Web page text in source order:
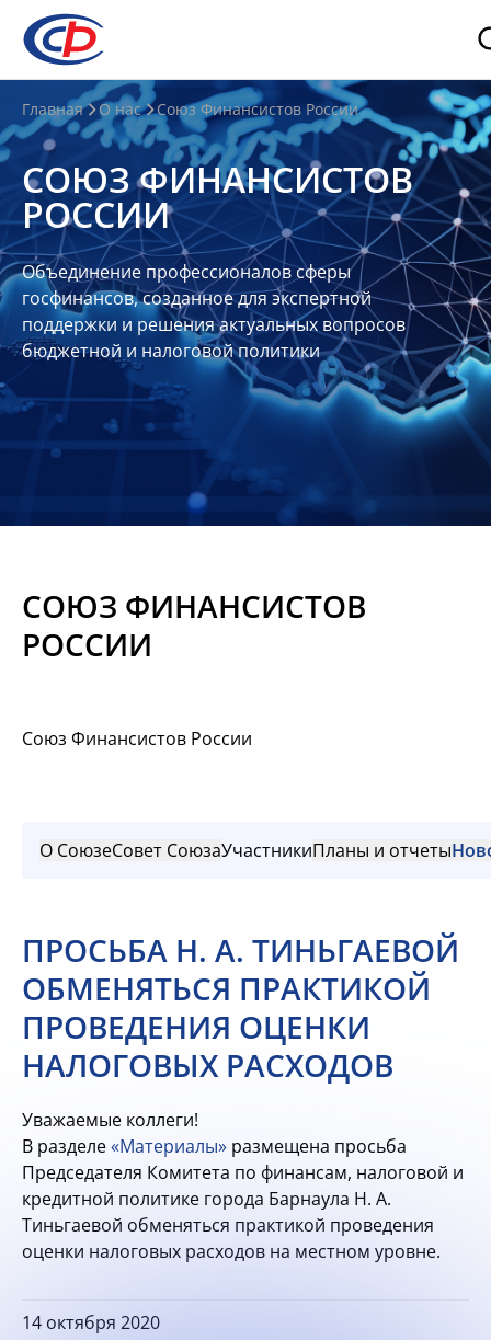
О
нас
О
СФР
Совет
Союза
Участники
Планы
отчеты
Контакты
Материалы
Главная О нас Союз Финансистов России
СОЮЗ ФИНАНСИСТОВ
РОССИИ
Объединение профессионалов сферы
госфинансов, созданное для экспертной
поддержки и решения актуальных вопросов
бюджетной и налоговой политики
СОЮЗ ФИНАНСИСТОВ
РОССИИ
Союз Финансистов России
О СоюзеСовет СоюзаУчастникиПланы и отчеты
ПРОСЬБА Н. А. ТИНЬГАЕВОЙ
ОБМЕНЯТЬСЯ ПРАКТИКОЙ
ПРОВЕДЕНИЯ ОЦЕНКИ
НАЛОГОВЫХ РАСХОДОВ
Уважаемые коллеги!
В разделе«Материалы» размещена просьба
Председателя Комитета по финансам, налоговой и
кредитной политике города Барнаула Н. А.
Тиньгаевой обменяться практикой проведения
оценки налоговых расходов на местном уровне.
14 октября 2020